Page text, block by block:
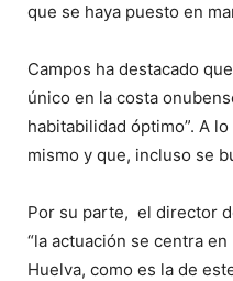
que se haya puesto en
Campos ha destacado
único en la costa
habitabilidad óptimo”. A
mismo y que, incluso se
Por su parte, el director
“la actuación se centra
Huelva, como es la de